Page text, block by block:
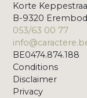
Korte
B-9320
053/63 00 77
BE0474.874.188
Conditions
Disclaimer
Privacy